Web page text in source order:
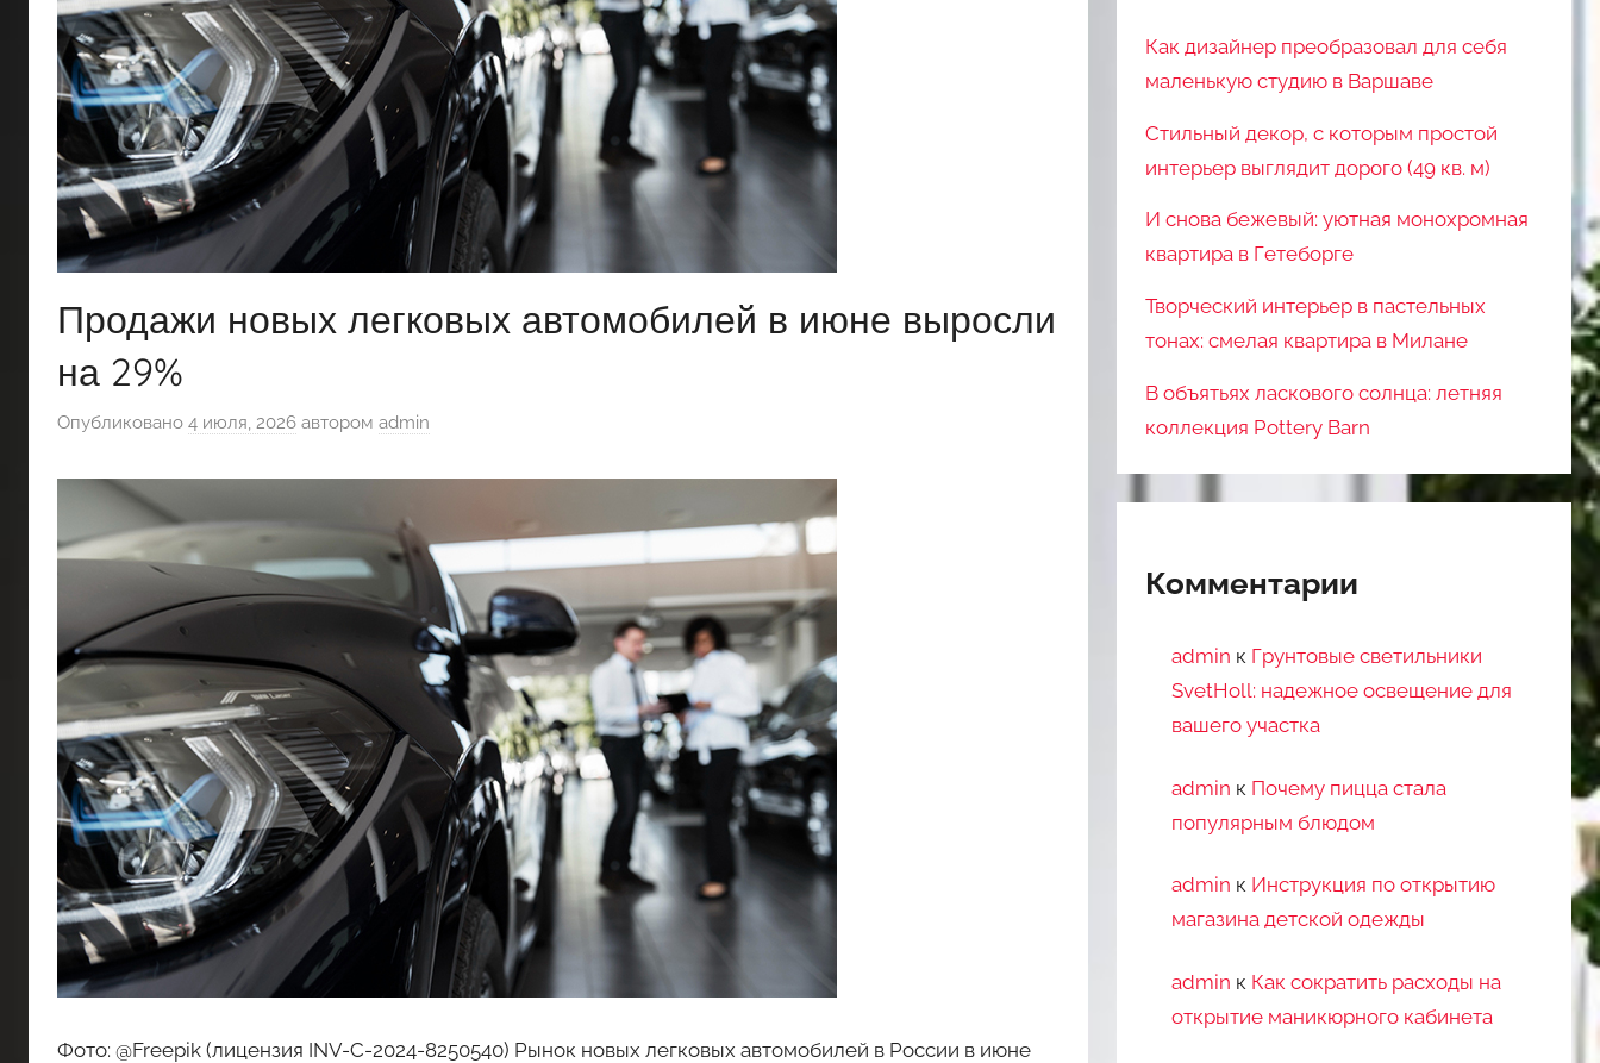
Продажи новых легковых автомобилей в июне выросли
на 29%
Опубликовано 4 июля, 2026 автором admin
Фото: @Freepik (лицензия INV-C-2024-8250540) Рынок новых легковых автомобилей в России в июне
Как дизайнер преобразовал для себя
маленькую студию в Варшаве
Стильный декор, с которым простой
интерьер выглядит дорого (49 кв. м)
И снова бежевый: уютная монохромная
квартира в Гетеборге
Творческий интерьер в пастельных
тонах: смелая квартира в Милане
В объятьях ласкового солнца: летняя
коллекция Pottery Barn
Комментарии
admin к Грунтовые светильники
SvetHoll: надежное освещение для
вашего участка
admin к Почему пицца стала
популярным блюдом
admin к Инструкция по открытию
магазина детской одежды
admin к Как сократить расходы на
открытие маникюрного кабинета